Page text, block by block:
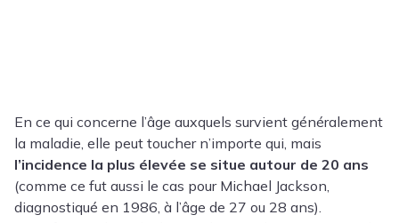
En ce qui concerne l’âge auxquels survient généralement
la maladie, elle peut toucher n’importe qui, mais
l’incidence la plus élevée se situe autour de 20 ans
(comme ce fut aussi le cas pour Michael Jackson,
diagnostiqué en 1986, à l’âge de 27 ou 28 ans).